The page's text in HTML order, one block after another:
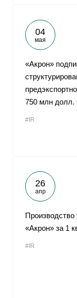
04
мая
«Акрон»
750 млн
#IR
26
апр
«Акрон» за 1
#IR